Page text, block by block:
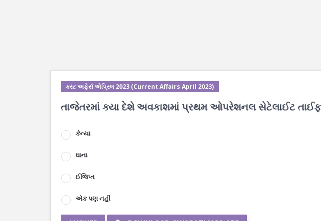
કરંટ અફેર્સ એપ્રિલ 2023 (Current Affairs April 2023)
તાજેતરમાં ક્યા દેશે અવકાશમાં પ્રથમ ઓપરેશનલ સેટેલાઈટ
કેન્યા
ઘાના
ઈજિપ્ત
એક પણ નહીં